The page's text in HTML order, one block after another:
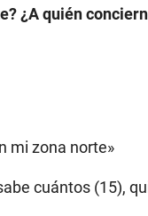
¿A quién
mi zona norte»
cuántos (15),